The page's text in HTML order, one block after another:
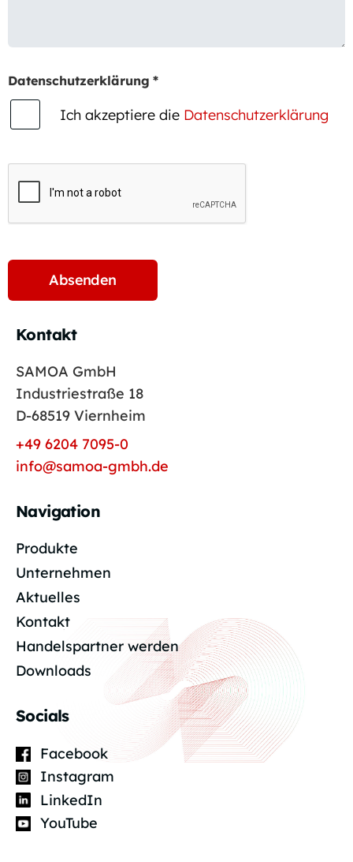
Datenschutzerklärung *
Ich akzeptiere die Datenschutzerklärung
Kontakt
SAMOA GmbH
Industriestraße 18
D-68519 Viernheim
+49 6204 7095-0
info@samoa-gmbh.de
Navigation
Produkte
Unternehmen
Aktuelles
Kontakt
Handelspartner werden
Downloads
Socials
Facebook
Instagram
LinkedIn
YouTube